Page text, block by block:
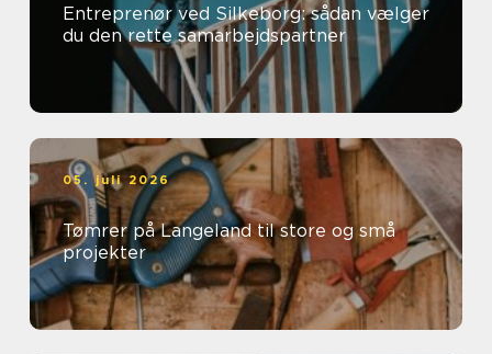
Entreprenør ved Silkeborg: sådan vælger
du den rette samarbejdspartner
05. juli 2026
Tømrer på Langeland til store og små
projekter